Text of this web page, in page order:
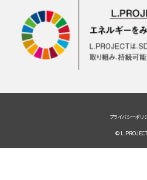
プライバシーポリ
© L.PROJECT